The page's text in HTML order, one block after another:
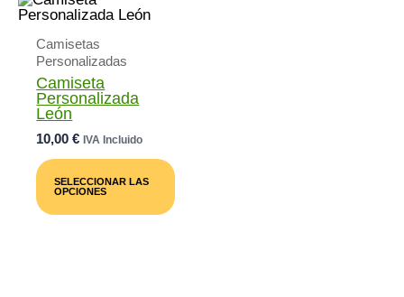
Camisetas
Personalizadas
Camiseta
Personalizada
León
10,00€ IVA Incluido
SELECCIONAR LAS
OPCIONES
Producto
Múltiples